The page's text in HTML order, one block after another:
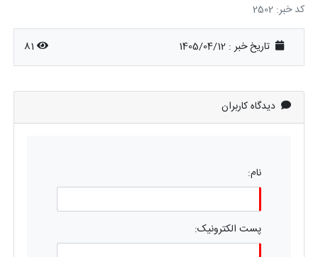
کد خبر: 2502
تاریخ خبر : 1405/04/12 81
دیدگاه کاربران
نام:
پست الکترونیک: